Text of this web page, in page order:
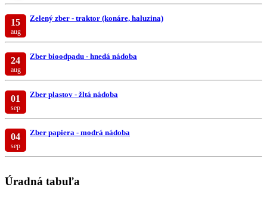
15
aug
Zelený zber - traktor (konáre, haluzina)
24
aug
Zber bioodpadu - hnedá nádoba
01
sep
Zber plastov - žltá nádoba
04
sep
Zber papiera - modrá nádoba
Úradná tabuľa